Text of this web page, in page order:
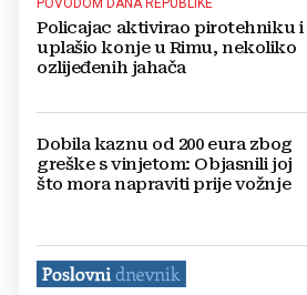
POVODOM DANA REPUBLIKE
Policajac aktivirao pirotehniku i
uplašio konje u Rimu, nekoliko
ozlijeđenih jahača
Dobila kaznu od 200 eura zbog
greške s vinjetom: Objasnili joj
što mora napraviti prije vožnje